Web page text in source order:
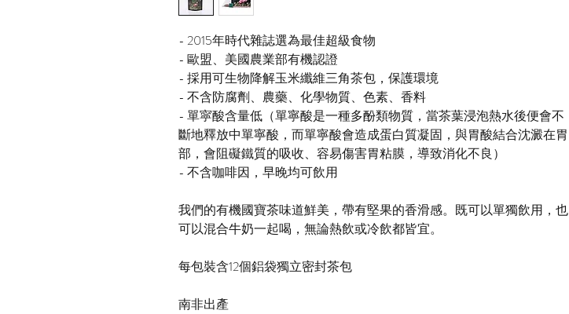
- 2015年時代雜誌選為最佳超級食物
- 歐盟、美國農業部有機認證
- 採用可生物降解玉米纖維三角茶包，保護環境
- 不含防腐劑、農藥、化學物質、色素、香料
- 單寜酸含量低（單寧酸是一種多酚類物質，當茶葉浸泡熱水後便會不
斷地釋放中單寧酸，而單寧酸會造成蛋白質凝固，與胃酸結合沈澱在胃
部，會阻礙鐵質的吸收、容易傷害胃粘膜，導致消化不良）
- 不含咖啡因，早晚均可飲用
我們的有機國寶茶味道鮮美，帶有堅果的香滑感。既可以單獨飲用，也
可以混合牛奶一起喝，無論熱飲或冷飲都皆宜。
每包裝含12個鋁袋獨立密封茶包
南非出產